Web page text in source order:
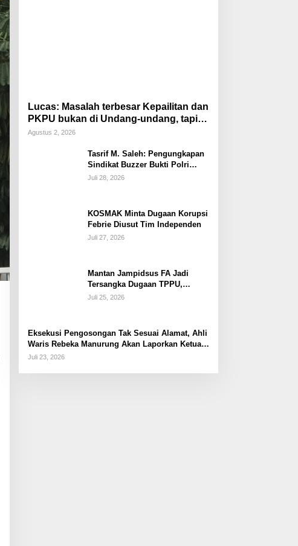
Lucas: Masalah terbesar Kepailitan dan
PKPU bukan di Undang-undang, tapi di
Hukum Acara!!!
Agustus 2, 2026
Tasrif M. Saleh: Pengungkapan
Sindikat Buzzer Bukti Polri
Makin Adaptif Hadapi Kejahatan
Juli 28, 2026
KOSMAK Minta Dugaan Korupsi
Febrie Diusut Tim Independen
Juli 27, 2026
Mantan Jampidsus FA Jadi
Tersangka Dugaan TPPU,
Ditahan di Rutan KPK
Juli 25, 2026
Eksekusi Pengosongan Tak Sesuai Alamat, Ahli
Waris Rebeka Manurung Akan Laporkan Ketua
PN Jaktim
Juli 23, 2026